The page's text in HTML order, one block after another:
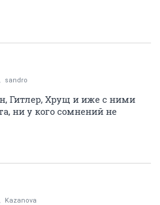
sandro
Гитлер, Хрущ и иже с ними
ни у кого сомнений не
Kazanova